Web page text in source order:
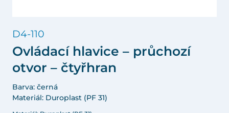
D4-110
Ovládací hlavice – průchozí
otvor – čtyřhran
Barva: černá
Materiál: Duroplast (PF 31)